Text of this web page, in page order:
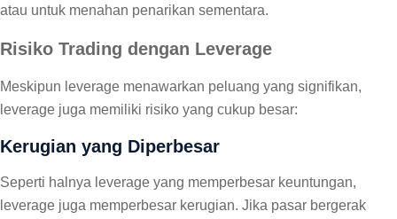
atau untuk menahan penarikan sementara.
Risiko Trading dengan Leverage
Meskipun leverage menawarkan peluang yang signifikan,
leverage juga memiliki risiko yang cukup besar:
Kerugian yang Diperbesar
Seperti halnya leverage yang memperbesar keuntungan,
leverage juga memperbesar kerugian. Jika pasar bergerak